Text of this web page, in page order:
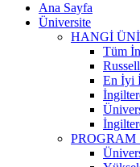
Ana Sayfa
Üniversite
HANGİ
Tüm
En İyi
PROGRAM